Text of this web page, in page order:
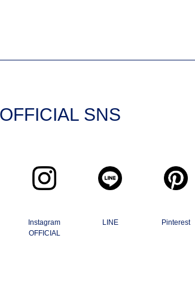
SNS
Instagram
OFFICIAL
LINE Pinterest